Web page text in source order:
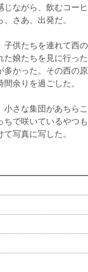
ながら、飲むコーヒ
さあ、出発だ。
供たちを連れて西の
た娘たちを見に行った
多かった。その西の原
余りを過ごした。
さな集団があちらこ
ちで咲いているやつも
写真に写した。